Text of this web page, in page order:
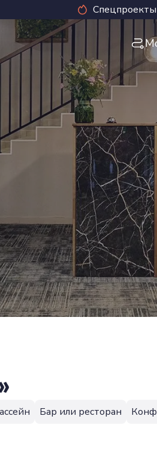
Спецпроекты
Бар или ресторан